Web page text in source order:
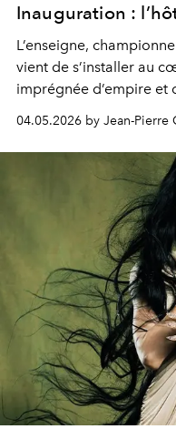
Inauguration :
L’enseigne,
vient de s’installer au
imprégnée d’empire et
04.05.2026 by Jean-Pierre